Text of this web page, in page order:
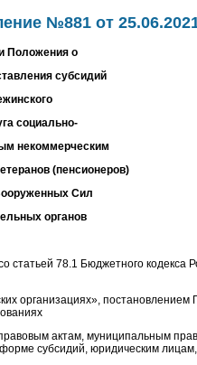
№881 от
Положения о
субсидий
социально-
некоммерческим
(пенсионеров)
Сил
органов
статьей 78.1 Бюджетного
организациях»,
актам, муниципальным
форме субсидий, юридическим